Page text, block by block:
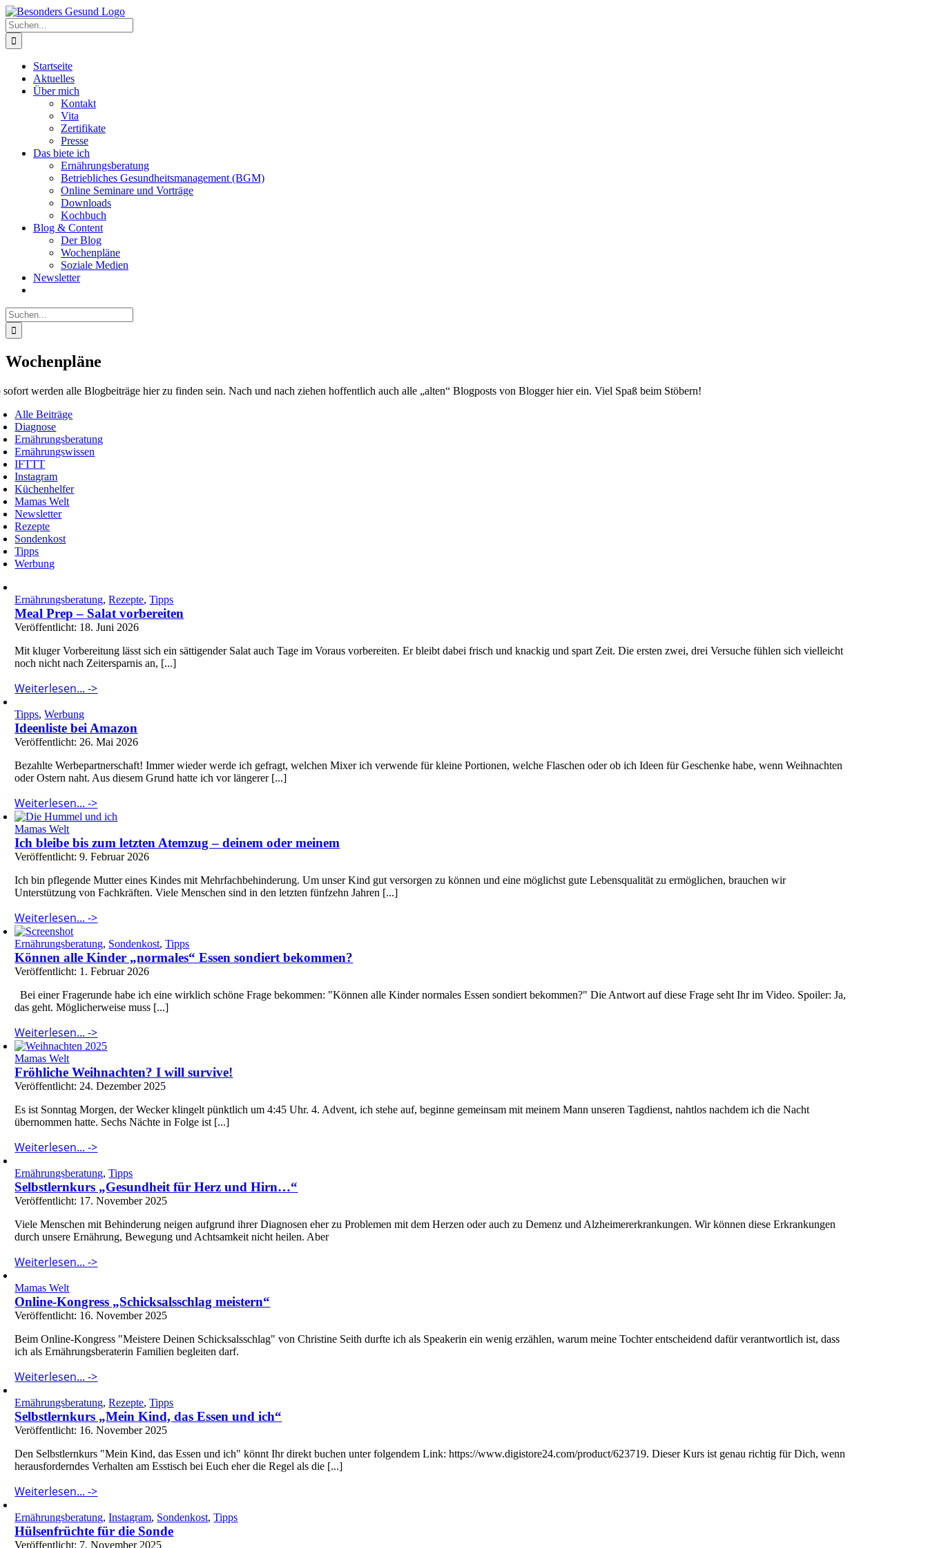
Zum
Inhalt
springen
Suche
nach:
Startseite
Aktuelles
Über mich
Kontakt
Vita
Zertifikate
Presse
Das biete ich
Ernährungsberatung
Betriebliches Gesundheitsmanagement (BGM)
Online Seminare und Vorträge
Downloads
Kochbuch
Blog & Content
Der Blog
Wochenpläne
Soziale Medien
Newsletter
Suche
nach:
Wochenpläne
sofort werden alle Blogbeiträge hier zu finden sein. Nach und nach ziehen hoffentlich auch alle „alten“ Blogposts von Blogger hier ein. Viel Spaß beim Stöbern!
Alle Beiträge
Diagnose
Ernährungsberatung
Ernährungswissen
IFTTT
Instagram
Küchenhelfer
Mamas Welt
Newsletter
Rezepte
Sondenkost
Tipps
Werbung
Ernährungsberatung,Rezepte,Tipps
Meal Prep – Salat vorbereiten
Veröffentlicht: 18. Juni 2026
Mit kluger Vorbereitung lässt sich ein sättigender Salat auch Tage im Voraus vorbereiten. Er bleibt dabei frisch und knackig und spart Zeit. Die ersten zwei, drei Versuche fühlen sich vielleicht
noch nicht nach Zeitersparnis an, [...]
Weiterlesen... ->
Tipps,Werbung
Ideenliste bei Amazon
Veröffentlicht: 26. Mai 2026
Bezahlte Werbepartnerschaft! Immer wieder werde ich gefragt, welchen Mixer ich verwende für kleine Portionen, welche Flaschen oder ob ich Ideen für Geschenke habe, wenn Weihnachten
oder Ostern naht. Aus diesem Grund hatte ich vor längerer [...]
Weiterlesen... ->
Mamas Welt
Ich bleibe bis zum letzten Atemzug – deinem oder meinem
Veröffentlicht: 9. Februar 2026
Ich bin pflegende Mutter eines Kindes mit Mehrfachbehinderung. Um unser Kind gut versorgen zu können und eine möglichst gute Lebensqualität zu ermöglichen, brauchen wir
Unterstützung von Fachkräften. Viele Menschen sind in den letzten fünfzehn Jahren [...]
Weiterlesen... ->
Ernährungsberatung, Sondenkost,Tipps
Können alle Kinder „normales“ Essen sondiert bekommen?
Veröffentlicht: 1. Februar 2026
Bei einer Fragerunde habe ich eine wirklich schöne Frage bekommen: "Können alle Kinder normales Essen sondiert bekommen?" Die Antwort auf diese Frage seht Ihr im Video. Spoiler: Ja,
das geht. Möglicherweise muss [...]
Weiterlesen... ->
Mamas Welt
Fröhliche Weihnachten? I will survive!
Veröffentlicht: 24. Dezember 2025
Es ist Sonntag Morgen, der Wecker klingelt pünktlich um 4:45 Uhr. 4. Advent, ich stehe auf, beginne gemeinsam mit meinem Mann unseren Tagdienst, nahtlos nachdem ich die Nacht
übernommen hatte. Sechs Nächte in Folge ist [...]
Weiterlesen... ->
Ernährungsberatung,Tipps
Selbstlernkurs „Gesundheit für Herz und Hirn…“
Veröffentlicht: 17. November 2025
Viele Menschen mit Behinderung neigen aufgrund ihrer Diagnosen eher zu Problemen mit dem Herzen oder auch zu Demenz und Alzheimererkrankungen. Wir können diese Erkrankungen
durch unsere Ernährung, Bewegung und Achtsamkeit nicht heilen. Aber
Weiterlesen... ->
Mamas Welt
Online-Kongress „Schicksalsschlag meistern“
Veröffentlicht: 16. November 2025
Beim Online-Kongress "Meistere Deinen Schicksalsschlag" von Christine Seith durfte ich als Speakerin ein wenig erzählen, warum meine Tochter entscheidend dafür verantwortlich ist, dass
ich als Ernährungsberaterin Familien begleiten darf.
Weiterlesen... ->
Ernährungsberatung,Rezepte,Tipps
Selbstlernkurs „Mein Kind, das Essen und ich“
Veröffentlicht: 16. November 2025
Den Selbstlernkurs "Mein Kind, das Essen und ich" könnt Ihr direkt buchen unter folgendem Link: https://www.digistore24.com/product/623719. Dieser Kurs ist genau richtig für Dich, wenn
herausforderndes Verhalten am Esstisch bei Euch eher die Regel als die [...]
Weiterlesen... ->
Ernährungsberatung,Instagram, Sondenkost,Tipps
Hülsenfrüchte für die Sonde
Veröffentlicht: 7. November 2025